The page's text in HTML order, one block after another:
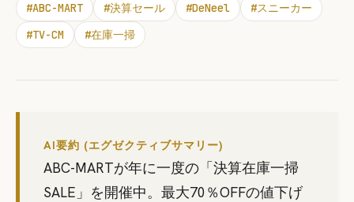
#ABC-MART #決算セール #DeNeel #スニーカー
#TV-CM #在庫一掃
AI要約 (エグゼクティブサマリー)
ABC-MARTが年に一度の「決算在庫一掃
SALE」を開催中。最大70％OFFの値下げ